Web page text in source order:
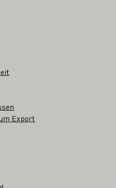
Export